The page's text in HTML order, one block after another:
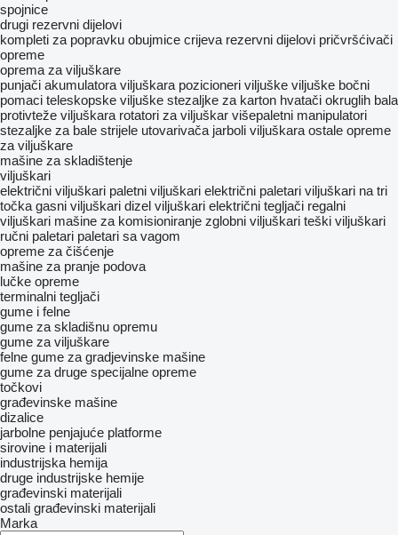
spojnice
drugi rezervni dijelovi
kompleti za popravku obujmice crijeva rezervni dijelovi pričvršćivači
opreme
oprema za viljuškare
punjači akumulatora viljuškara pozicioneri viljuške viljuške bočni
pomaci teleskopske viljuške stezaljke za karton hvatači okruglih bala
protivteže viljuškara rotatori za viljuškar višepaletni manipulatori
stezaljke za bale strijele utovarivača jarboli viljuškara ostale opreme
za viljuškare
mašine za skladištenje
viljuškari
električni viljuškari paletni viljuškari električni paletari viljuškari na tri
točka gasni viljuškari dizel viljuškari električni tegljači regalni
viljuškari mašine za komisioniranje zglobni viljuškari teški viljuškari
ručni paletari paletari sa vagom
opreme za čišćenje
mašine za pranje podova
lučke opreme
terminalni tegljači
gume i felne
gume za skladišnu opremu
gume za viljuškare
felne gume za gradjevinske mašine
gume za druge specijalne opreme
točkovi
građevinske mašine
dizalice
jarbolne penjajuće platforme
sirovine i materijali
industrijska hemija
druge industrijske hemije
građevinski materijali
ostali građevinski materijali
Marka